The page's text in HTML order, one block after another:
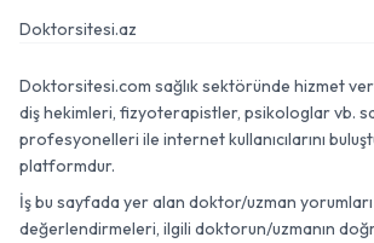
Doktorsitesi.az
Doktorsitesi.com sağlık sektöründe hizmet
diş hekimleri, fizyoterapistler, psikologlar vb.
profesyonelleri ile internet kullanıcılarını
platformdur.
İş bu sayfada yer alan doktor/uzman
değerlendirmeleri, ilgili doktorun/uzmanın